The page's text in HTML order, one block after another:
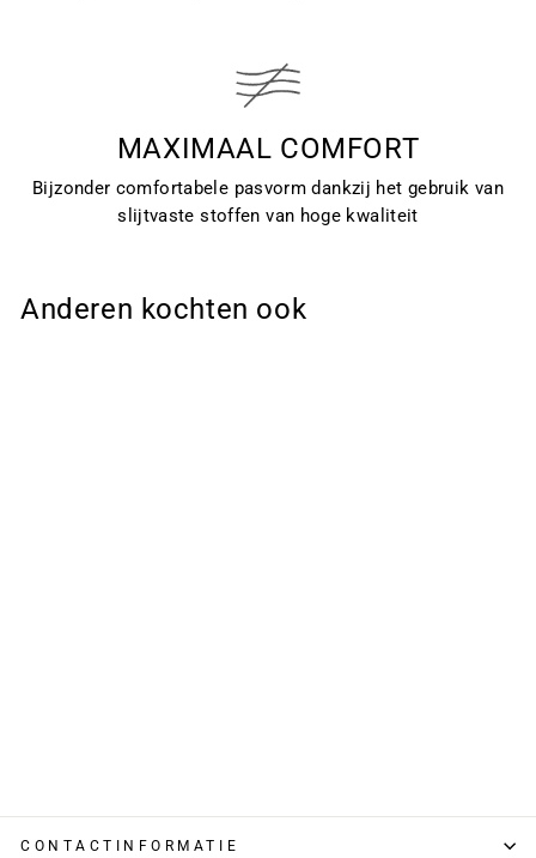
MAXIMAAL COMFORT
Bijzonder comfortabele pasvorm dankzij het gebruik van
slijtvaste stoffen van hoge kwaliteit
Anderen kochten ook
CONTACTINFORMATIE